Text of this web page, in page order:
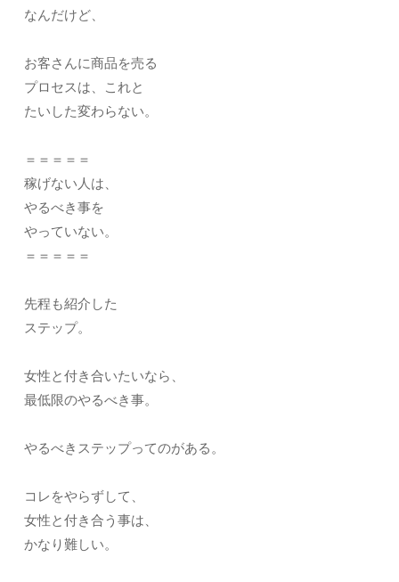
なんだけど、
お客さんに商品を売る
プロセスは、これと
たいした変わらない。
＝＝＝＝＝
稼げない人は、
やるべき事を
やっていない。
＝＝＝＝＝
先程も紹介した
ステップ。
女性と付き合いたいなら、
最低限のやるべき事。
やるべきステップってのがある。
コレをやらずして、
女性と付き合う事は、
かなり難しい。